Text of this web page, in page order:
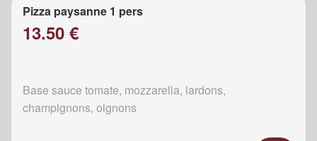
Pizza paysanne 1 pers
13.50 €
Base sauce tomate, mozzarella, lardons,
champignons, oignons